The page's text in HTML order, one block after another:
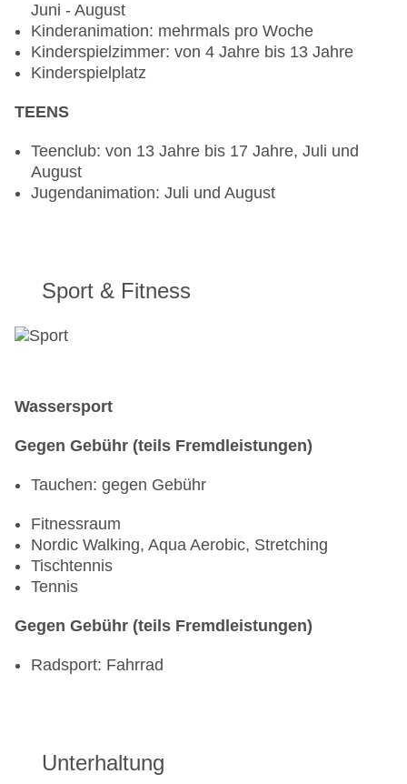
Juni - August
Kinderanimation: mehrmals pro Woche
Kinderspielzimmer: von 4 Jahre bis 13 Jahre
Kinderspielplatz
TEENS
Teenclub: von 13 Jahre bis 17 Jahre, Juli und
August
Jugendanimation: Juli und August
Sport & Fitness
Wassersport
Gegen Gebühr (teils Fremdleistungen)
Tauchen: gegen Gebühr
Fitnessraum
Nordic Walking, Aqua Aerobic, Stretching
Tischtennis
Tennis
Gegen Gebühr (teils Fremdleistungen)
Radsport: Fahrrad
Unterhaltung